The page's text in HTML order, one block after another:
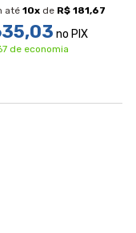
até 10xde R$ 181,67
no PIX
de economia